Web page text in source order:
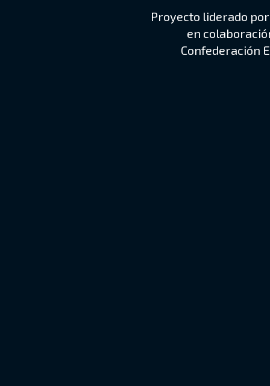
Proyecto liderado
en
Confederación